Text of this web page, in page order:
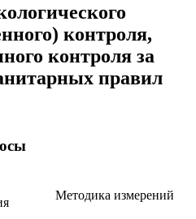
контроля,
контроля за
правил
Методика измерений